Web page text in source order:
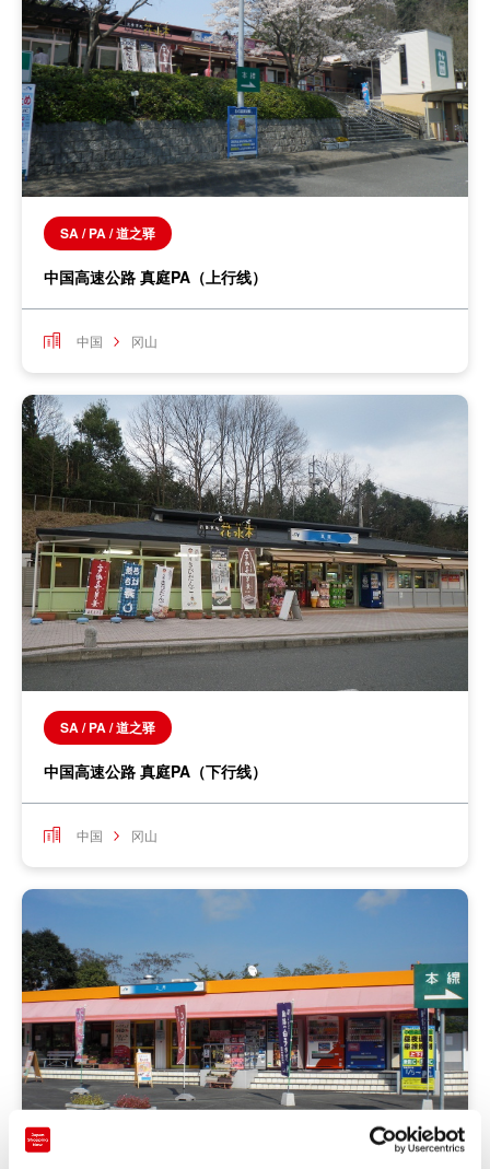
SA / PA / 道之驿
中国高速公路 真庭PA（上行线）
中国 冈山
SA / PA / 道之驿
中国高速公路 真庭PA（下行线）
中国 冈山